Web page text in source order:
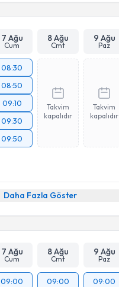
7 Ağu
Cum
8 Ağu
Cmt
9 Ağu
Paz
08:30
08:50
09:10
09:30
09:50
Takvim
kapalıdır
Takvim
kapalıdır
Daha Fazla Göster
7 Ağu
Cum
8 Ağu
Cmt
9 Ağu
Paz
09:00
09:00
09:00